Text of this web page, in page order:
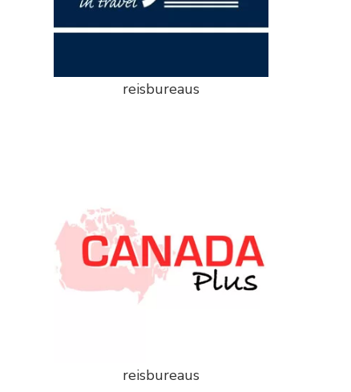
reisbureaus
reisbureaus